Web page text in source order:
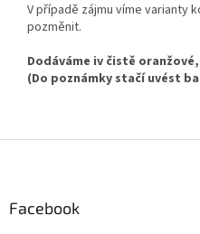
V případě zájmu víme varianty
pozměnit.
Dodáváme iv čistě
(Do poznámky stačí uvést
Facebook